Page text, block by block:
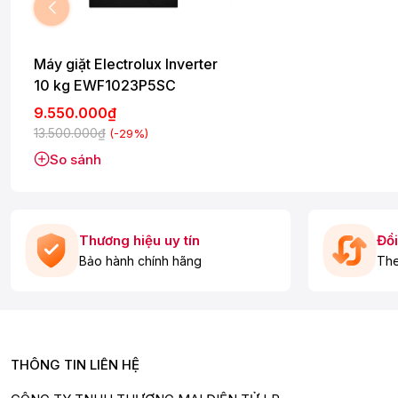
Máy giặt Electrolux Inverter
10 kg EWF1023P5SC
9.550.000₫
13.500.000₫ (-29%)
So sánh
Thương hiệu uy tín
Bảo hành chính hãng
THÔNG TIN LIÊN HỆ